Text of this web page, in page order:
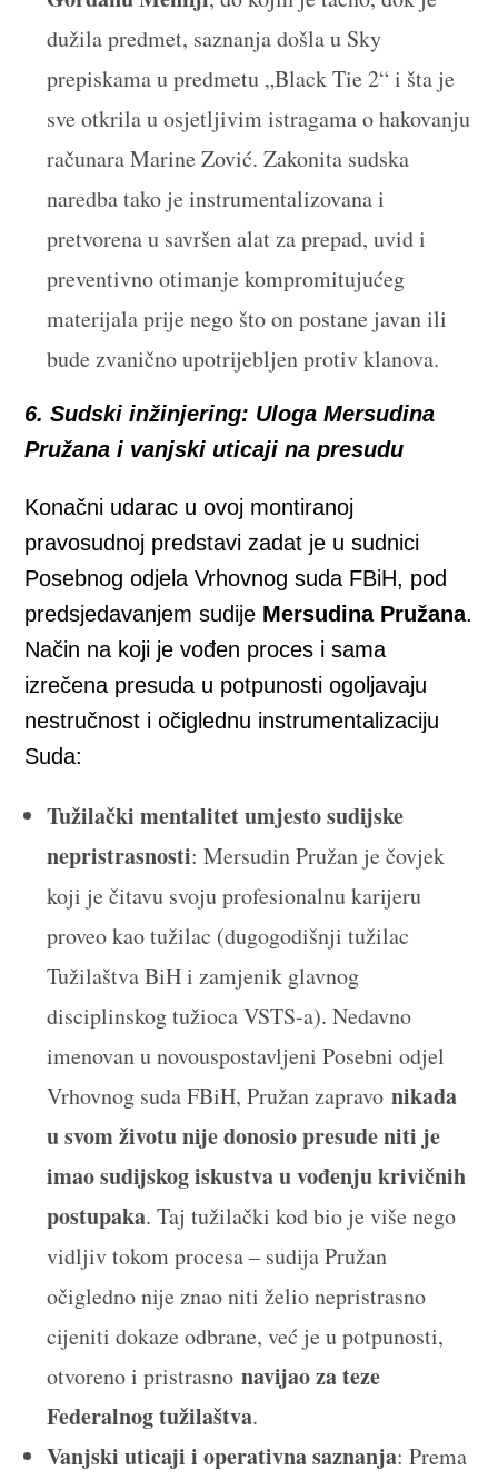
dužila predmet, saznanja došla u Sky
prepiskama u predmetu „Black Tie 2“ i šta je
sve otkrila u osjetljivim istragama o hakovanju
računara Marine Zović. Zakonita sudska
naredba tako je instrumentalizovana i
pretvorena u savršen alat za prepad, uvid i
preventivno otimanje kompromitujućeg
materijala prije nego što on postane javan ili
bude zvanično upotrijebljen protiv klanova.
6. Sudski inžinjering: Uloga Mersudina
Pružana i vanjski uticaji na presudu
Konačni udarac u ovoj montiranoj
pravosudnoj predstavi zadat je u sudnici
Posebnog odjela Vrhovnog suda FBiH, pod
predsjedavanjem sudije Mersudina Pružana.
Način na koji je vođen proces i sama
izrečena presuda u potpunosti ogoljavaju
nestručnost i očiglednu instrumentalizaciju
Suda:
Tužilački mentalitet umjesto sudijske
nepristrasnosti: Mersudin Pružan je čovjek
koji je čitavu svoju profesionalnu karijeru
proveo kao tužilac (dugogodišnji tužilac
Tužilaštva BiH i zamjenik glavnog
disciplinskog tužioca VSTS-a). Nedavno
imenovan u novouspostavljeni Posebni odjel
Vrhovnog suda FBiH, Pružan zapravonikada
u svom životu nije donosio presude niti je
imao sudijskog iskustva u vođenju krivičnih
postupaka. Taj tužilački kod bio je više nego
vidljiv tokom procesa – sudija Pružan
očigledno nije znao niti želio nepristrasno
cijeniti dokaze odbrane, već je u potpunosti,
otvoreno i pristrasnonavijao za teze
Federalnog tužilaštva.
Vanjski uticaji i operativna saznanja: Prema